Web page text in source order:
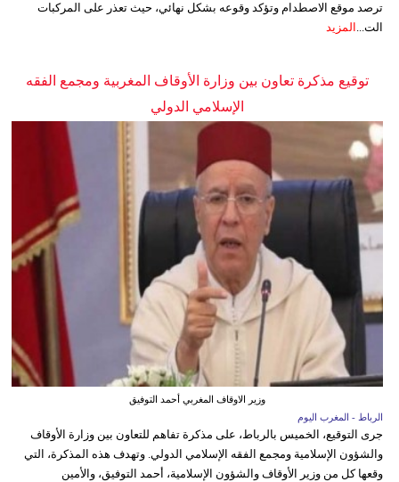
ترصد موقع الاصطدام وتؤكد وقوعه بشكل نهائي، حيث تعذر على المركبات
الت... المزيد
توقيع مذكرة تعاون بين وزارة الأوقاف المغربية ومجمع الفقه
الإسلامي الدولي
وزير الاوقاف المغربي أحمد التوفيق
الرباط - المغرب اليوم
جرى التوقيع، الخميس بالرباط، على مذكرة تفاهم للتعاون بين وزارة الأوقاف
والشؤون الإسلامية ومجمع الفقه الإسلامي الدولي. وتهدف هذه المذكرة، التي
وقعها كل من وزير الأوقاف والشؤون الإسلامية، أحمد التوفيق، والأمين